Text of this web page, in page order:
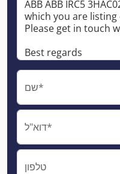
שם*
דוא"ל*
טלפון